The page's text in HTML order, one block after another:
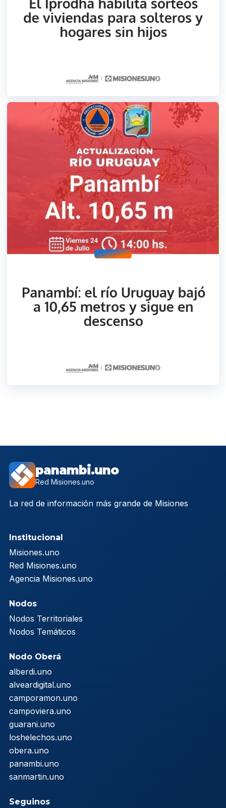
panambi.uno
Red Misiones.uno
La red de información más grande de Misiones
Institucional
Misiones.uno
Red Misiones.uno
Agencia Misiones.uno
Nodos
Nodos Territoriales
Nodos Temáticos
Nodo Oberá
alberdi.uno
alveardigital.uno
camporamon.uno
campoviera.uno
guarani.uno
loshelechos.uno
obera.uno
panambi.uno
sanmartin.uno
Seguinos